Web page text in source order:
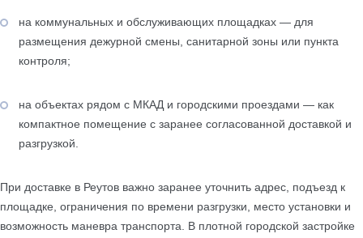
на коммунальных и обслуживающих площадках — для
размещения дежурной смены, санитарной зоны или пункта
контроля;
на объектах рядом с МКАД и городскими проездами — как
компактное помещение с заранее согласованной доставкой и
разгрузкой.
При доставке в Реутов важно заранее уточнить адрес, подъезд к
площадке, ограничения по времени разгрузки, место установки и
возможность маневра транспорта. В плотной городской застройке